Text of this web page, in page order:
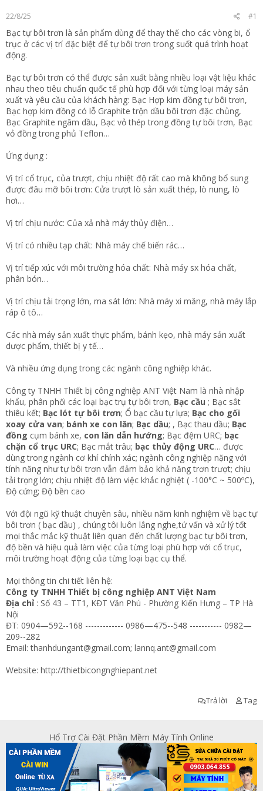
r
22/8/25 #1
Bạc tự bôi trơn là sản phẩm dùng để thay thế cho các vòng bi, ổ
trục ở các vị trí đặc biệt để tự bôi trơn trong suốt quá trình hoạt
động.
Bạc tự bôi trơn có thể được sản xuất bằng nhiều loại vật liệu khác
nhau theo tiêu chuẩn quốc tế phù hợp đối với từng loại máy sản
xuất và yêu cầu của khách hàng: Bạc Hợp kim đồng tự bôi trơn,
Bạc hợp kim đồng có lỗ Graphite trộn dầu bôi trơn đặc chủng,
Bạc Graphite ngâm dầu, Bạc vỏ thép trong đồng tự bôi trơn, Bạc
vỏ đồng trong phủ Teflon…
Ứng dụng :
Vị trí cổ trục, của trượt, chịu nhiệt độ rất cao mà không bổ sung
được đâu mỡ bôi trơn: Cửa trượt lò sản xuất thép, lò nung, lò
hơi…
Vị trí chịu nước: Của xả nhà máy thủy điện…
Vị trí có nhiều tạp chất: Nhà máy chế biến rác…
Vị trí tiếp xúc với môi trường hóa chất: Nhà máy sx hóa chất,
phân bón…
Vị trí chịu tải trọng lớn, ma sát lớn: Nhà máy xi măng, nhà máy lắp
ráp ô tô…
Các nhà máy sản xuất thực phẩm, bánh kẹo, nhà máy sản xuất
dược phẩm, thiết bị y tế…
Và nhiều ứng dụng trong các ngành công nghiệp khác.
Công ty TNHH Thiết bị công nghiệp ANT Việt Nam là nhà nhập
khẩu, phân phối các loại bạc trụ tự bôi trơn, Bạc cầu ; Bạc sắt
thiêu kết; Bạc lót tự bôi trơn; Ổ bạc cầu tự lựa; Bạc cho gối
xoay cửa van; bánh xe con lăn; Bạc dầu; , Bạc thau dầu; Bạc
đồng cụm bánh xe, con lăn dẫn hướng; Bạc đệm URC; bạc
chặn cổ trục URC; Bạc mắt trâu; bạc thủy động URC… được
dùng trong ngành cơ khí chính xác; ngành công nghiệp nặng với
tính năng như tự bôi trơn vẫn đảm bảo khả năng trơn trượt; chịu
tải trọng lớn; chịu nhiệt độ làm việc khắc nghiệt ( -100°C ~ 500ºC),
Độ cứng; Độ bền cao
Với đội ngũ kỹ thuật chuyên sâu, nhiều năm kinh nghiệm về bạc tự
bôi trơn ( bạc dầu) , chúng tôi luôn lắng nghe,tứ vấn và xử lý tốt
mọi thắc mắc kỹ thuật liên quan đến chất lượng bạc tự bôi trơn,
độ bền và hiệu quả làm việc của từng loại phù hợp với cổ trục,
môi trường hoạt động của từng loại bạc cụ thể.
Mọi thông tin chi tiết liên hệ:
Công ty TNHH Thiết bị công nghiệp ANT Việt Nam
Địa chỉ : Số 43 – TT1, KĐT Văn Phú - Phường Kiến Hưng – TP Hà
Nội
ĐT: 0904—592--168 ------------- 0986—475--548 ----------- 0982—
209--282
Email:thanhdungant@gmail.com; lannq.ant@gmail.com
Website: http://thietbicongnghiepant.net
Trả lời Tag
Hổ Trợ Cài Đặt Phần Mềm Máy Tính Online